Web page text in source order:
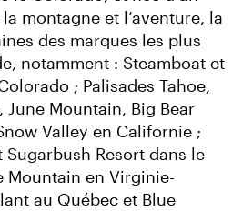
montagne et l’aventure, la
des marques les plus
notamment : Steamboat et
; Palisades Tahoe,
Mountain, Big Bear
Valley en Californie ;
Resort dans le
Mountain en Virginie-
au Québec et Blue